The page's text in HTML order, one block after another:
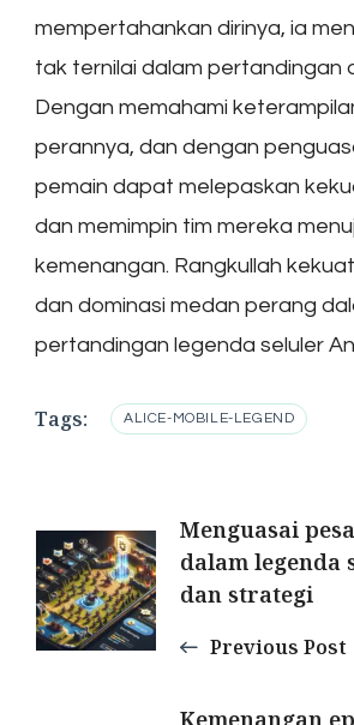
mempertahankan dirinya, ia
tak ternilai dalam pertandingan
Dengan memahami
perannya, dan dengan
pemain dapat melepaskan
dan memimpin tim mereka
kemenangan. Rangkullah
dan dominasi medan perang
pertandingan legenda seluler
Tags: ALICE-MOBILE-LEGEND
Post
Navigation
Menguasai
dalam legenda
dan strategi
Previous Post
Kemenangan